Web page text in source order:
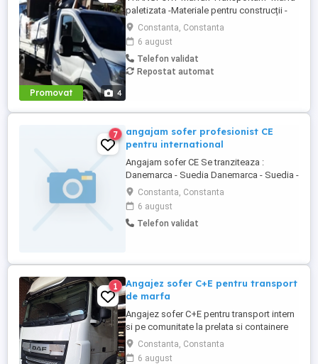
Promovat 4
paletizata -Materiale pentru construcții -
Mobila ALTELE Va stam la dispoziție
pentru ori ce fel de intrebari privind
costurile transportului și mainpularea
marfurilor
Constanta, Constanta
6 august
Telefon validat
Repostat automat
7
angajam sofer profesionist CE
pentru international
Angajam sofer CE Se tranziteaza :
Danemarca - Suedia Danemarca - Suedia -
Norvegia ( zona Oslo) Transport platit de
catre companie de acasa pana la camion.
Pauzele de 45 se fac la cazare cu toate
conditiile. Perioada de munca de comun
Constanta, Constanta
6 august
Telefon validat
1
Angajez sofer C+E pentru transport
de marfa
Angajez sofer C+E pentru transport intern
si pe comunitate la prelata si containere
salariu si detalii la tel
Constanta, Constanta
6 august